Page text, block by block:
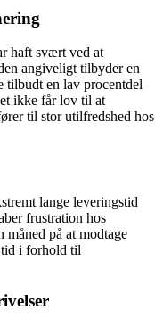
haft svært ved at
angiveligt tilbyder en
tilbudt en lav procentdel
ikke får lov til at
til stor utilfredshed hos
lange leveringstid
frustration hos
på at modtage
tid i forhold til